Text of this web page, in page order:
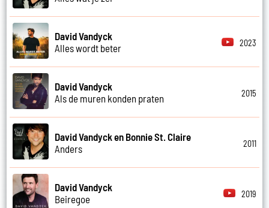
David Vandyck
Alles wordt beter
2023
David Vandyck
Als de muren konden praten
2015
David Vandyck en Bonnie St. Claire
Anders
2011
David Vandyck
Beiregoe
2019